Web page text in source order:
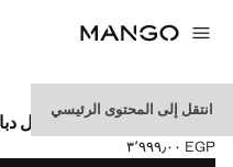
انتقل إلى المحتوى الرئيسي
جينز واسع الساقين بتفاصيل
السعر الحالي [EGP ٣٬٩٩٩٫٠٠ ]
EGP ٣٬٩٩٩٫٠٠
حدد اللون